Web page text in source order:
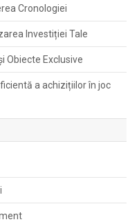
Cronologiei
Investiției Tale
Obiecte Exclusive
a achizițiilor în joc